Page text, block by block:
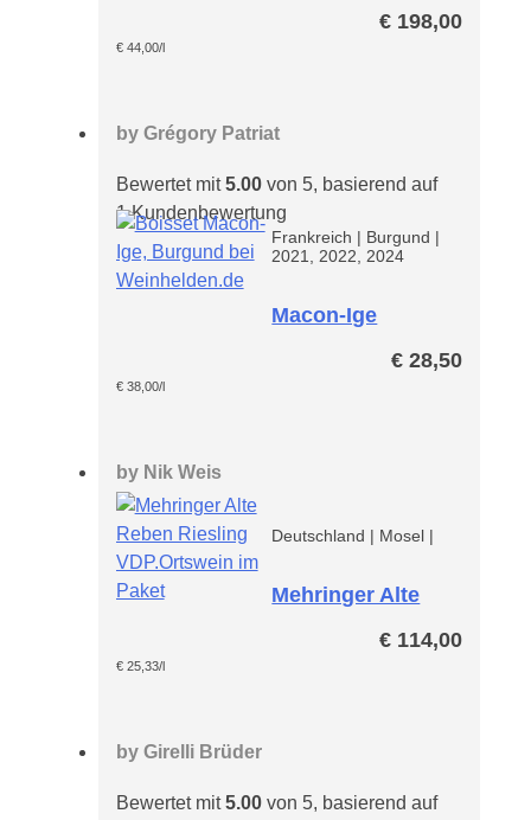
Riesling VDP
€ 198,00
€44,00/l
by Grégory Patriat
Bewertet mit5.00von 5, basierend auf
1Kundenbewertung
Frankreich | Burgund |
2021, 2022, 2024
Macon-Ige
€ 28,50
€38,00/l
by Nik Weis
Deutschland | Mosel |
Mehringer Alte
€ 114,00
€25,33/l
by Girelli Brüder
Bewertet mit5.00von 5, basierend auf